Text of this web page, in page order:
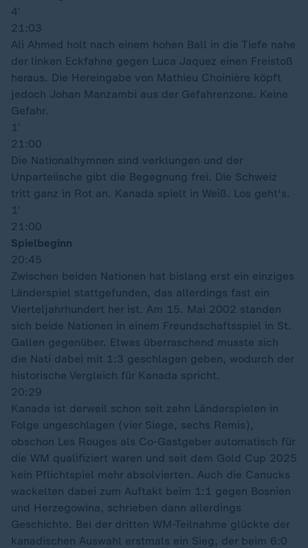
4′
21:03
Ali Ahmed holt nach einem hohen Ball in die Tiefe nahe
der linken Eckfahne gegen Luca Jaquez einen Freistoß
heraus. Die Hereingabe von Mathieu Choinière köpft
jedoch Johan Manzambi aus der Gefahrenzone. Keine
Gefahr.
1′
21:00
Die Nationalhymnen sind verklungen und der
Unparteiische gibt die Begegnung frei. Die Schweiz
tritt ganz in Rot an. Kanada spielt in Weiß. Los geht's.
1′
21:00
Spielbeginn
20:45
Zwischen beiden Nationen hat bislang erst ein einziges
Länderspiel stattgefunden, das allerdings fast ein
Vierteljahrhundert her ist. Am 15. Mai 2002 standen
sich beide Nationen in einem Freundschaftsspiel in St.
Gallen gegenüber. Etwas überraschend musste sich
die Nati dabei mit 1:3 geschlagen geben, wodurch der
historische Vergleich für Kanada spricht.
20:29
Kanada ist derweil schon seit zehn Länderspielen in
Folge ungeschlagen (vier Siege, sechs Remis),
obschon Les Rouges als Co-Gastgeber automatisch für
die WM qualifiziert waren und seit dem Gold Cup 2025
kein Pflichtspiel mehr absolvierten. Auch die Canucks
wackelten dabei zum Auftakt beim 1:1 gegen Bosnien
und Herzegowina, schrieben dann allerdings
Geschichte. Bei der dritten WM-Teilnahme glückte der
kanadischen Auswahl erstmals ein Sieg, der beim 6:0